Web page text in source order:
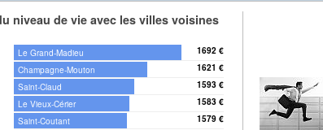
niveau de vie avec les villes voisines
Le Grand-Madieu 1692 €
Champagne-Mouton 1621 €
Saint-Claud 1593 €
Le Vieux-Cérier 1583 €
Saint-Coutant 1579 €